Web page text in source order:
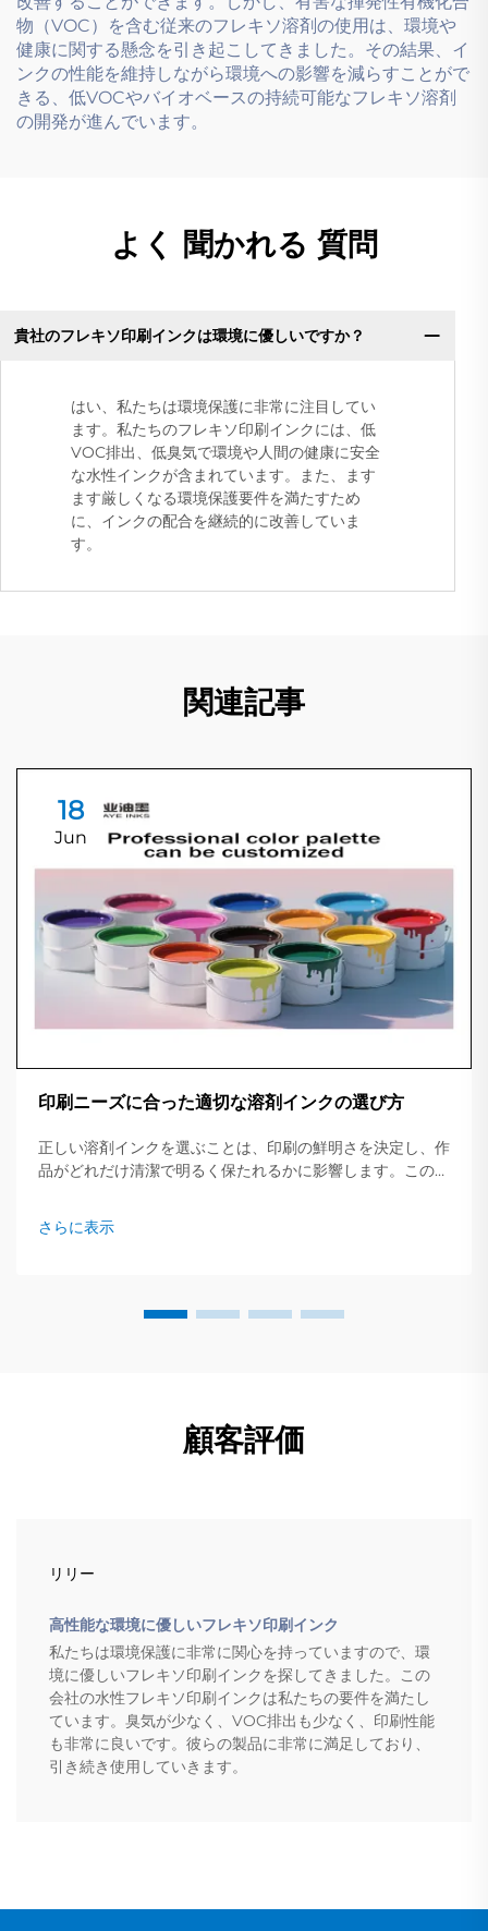
物（VOC）を含む従来のフレキソ溶剤の使用は、環境や
健康に関する懸念を引き起こしてきました。その結果、イ
ンクの性能を維持しながら環境への影響を減らすことがで
きる、低VOCやバイオベースの持続可能なフレキソ溶剤
の開発が進んでいます。
よく 聞かれる 質問
貴社のフレキソ印刷インクは環境に優しいですか？
はい、私たちは環境保護に非常に注目してい
ます。私たちのフレキソ印刷インクには、低
VOC排出、低臭気で環境や人間の健康に安全
な水性インクが含まれています。また、ます
ます厳しくなる環境保護要件を満たすため
に、インクの配合を継続的に改善していま
す。
関連記事
18
Jun
印刷ニーズに合った適切な溶剤インクの選び方
正しい溶剤インクを選ぶことは、印刷の鮮明さを決定し、作
品がどれだけ清潔で明るく保たれるかに影響します。この簡
事前に確認すべき重要なポイントについて概説します...
さらに表示
顧客評価
リリー
高性能な環境に優しいフレキソ印刷インク
私たちは環境保護に非常に関心を持っていますので、環
境に優しいフレキソ印刷インクを探してきました。この
会社の水性フレキソ印刷インクは私たちの要件を満たし
ています。臭気が少なく、VOC排出も少なく、印刷性能
も非常に良いです。彼らの製品に非常に満足しており、
引き続き使用していきます。